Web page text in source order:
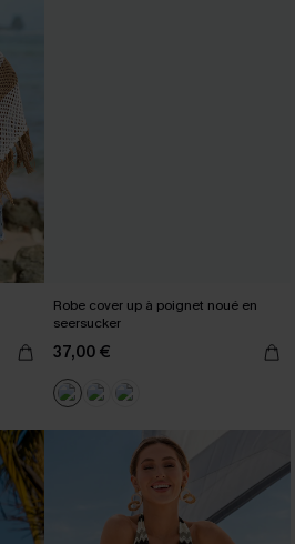
Robe cover up à poignet noué en
seersucker
37,00 €